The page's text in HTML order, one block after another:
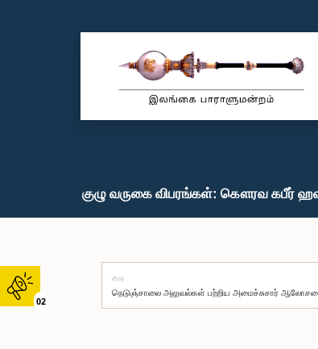
02
குழு வருகை விபரங்கள்: கௌரவ கபீர்
குழு